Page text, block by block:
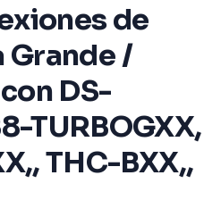
de
Grande /
DS-
TURBOGXX,
THC-BXX,,